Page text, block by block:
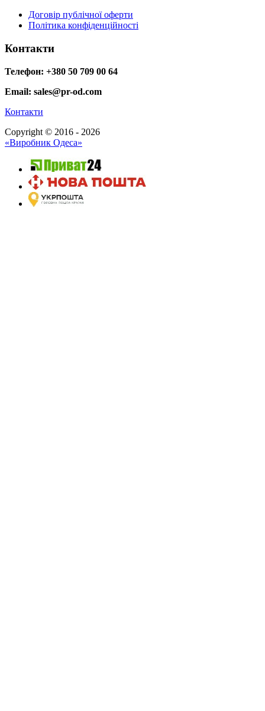
Договір публічної оферти
Політика конфіденційності
Контакти
Телефон: +380 50 709 00 64
Email: sales@pr-od.com
Контакти
Copyright © 2016 - 2026
«Виробник Одеса»